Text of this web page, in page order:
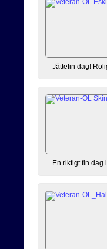
Jättefin dag!
En riktigt fin dag